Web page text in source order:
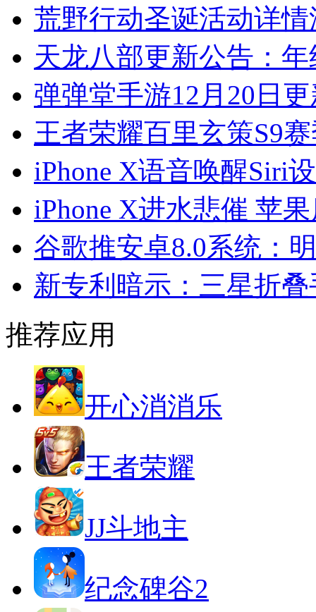
荒野行动圣诞活动详情
天龙八部更新公告：
弹弹堂手游12月20日
王者荣耀百里玄策S9
iPhone X语音唤醒Siri
iPhone X进水悲催 苹
谷歌推安卓8.0系统：
新专利暗示：三星折
推荐应用
开心消消乐
王者荣耀
JJ斗地主
纪念碑谷2